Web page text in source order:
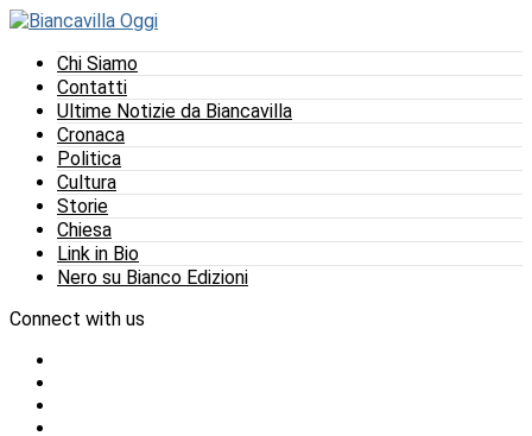
Chi Siamo
Contatti
Ultime Notizie da Biancavilla
Cronaca
Politica
Cultura
Storie
Chiesa
Link in Bio
Nero su Bianco Edizioni
Connect with us